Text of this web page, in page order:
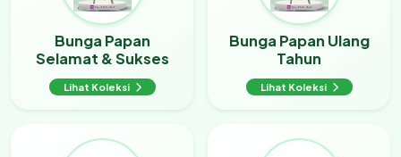
Bunga Papan
Selamat & Sukses
Lihat Koleksi
Bunga Papan Ulang
Tahun
Lihat Koleksi